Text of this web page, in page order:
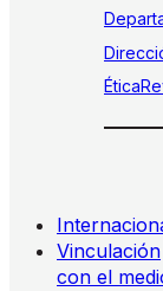
Ética
Vinculación
con el